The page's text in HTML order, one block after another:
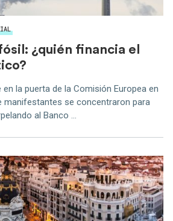
¿quién financia el
en la puerta de la Comisión Europea en
manifestantes se concentraron para
al Banco ...